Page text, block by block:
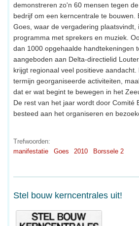
demonstreren zo'n 60 mensen tegen
bedrijf om een kerncentrale te bouwen.
Goes, waar de vergadering plaatsvindt,
programma met sprekers en muziek.
dan 1000 opgehaalde handtekeningen
aangeboden aan Delta-directielid
krijgt regionaal veel positieve
termijn georganiseerde activiteiten,
dat er wat begint te bewegen in het
De rest van het jaar wordt door Comité
besteed aan het organiseren en
Trefwoorden:
manifestatie
Goes 2010 Borssele 2
Stel bouw kerncentrales uit!